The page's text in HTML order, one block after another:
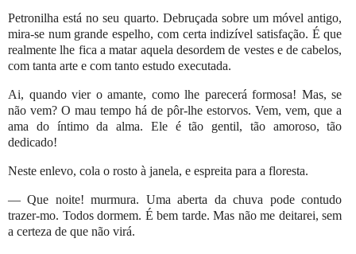
Petronilha está no seu quarto. Debruçada sobre um móvel antigo,
mira-se num grande espelho, com certa indizível satisfação. É que
realmente lhe fica a matar aquela desordem de vestes e de cabelos,
com tanta arte e com tanto estudo executada.
Ai, quando vier o amante, como lhe parecerá formosa! Mas, se
não vem? O mau tempo há de pôr-lhe estorvos. Vem, vem, que a
ama do íntimo da alma. Ele é tão gentil, tão amoroso, tão
dedicado!
Neste enlevo, cola o rosto à janela, e espreita para a floresta.
— Que noite! murmura. Uma aberta da chuva pode contudo
trazer-mo. Todos dormem. É bem tarde. Mas não me deitarei, sem
a certeza de que não virá.